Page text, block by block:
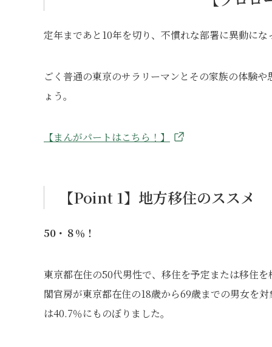
定年まであと10年を切り、不慣れな部署に異動に
ごく普通の東京のサラリーマンとその家族の体験
ょう。
【まんがパートはこちら！】
【Point 1】地方移住のススメ
50・８％！
東京都在住の50代男性で、移住を予定または移住
閣官房が東京都在住の18歳から69歳までの男女を
は40.7％にものぼりました。